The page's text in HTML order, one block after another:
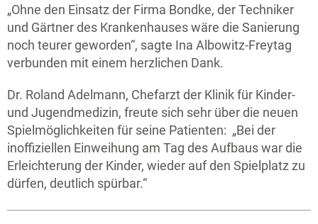
„Ohne den Einsatz der Firma Bondke, der Techniker
und Gärtner des Krankenhauses wäre die Sanierung
noch teurer geworden“, sagte Ina Albowitz-Freytag
verbunden mit einem herzlichen Dank.
Dr. Roland Adelmann, Chefarzt der Klinik für Kinder-
und Jugendmedizin, freute sich sehr über die neuen
Spielmöglichkeiten für seine Patienten: „Bei der
inoffiziellen Einweihung am Tag des Aufbaus war die
Erleichterung der Kinder, wieder auf den Spielplatz zu
dürfen, deutlich spürbar.“